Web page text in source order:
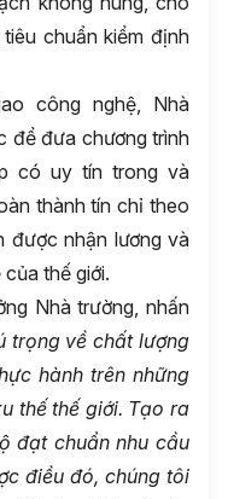
chuẩn kiểm định
công nghệ, Nhà
để đưa chương trình
có uy tín trong và
thành tín chỉ theo
được nhận lương và
thế giới.
Nhà trường, nhấn
trọng về chất lượng
hành trên những
thế thế giới. Tạo ra
đạt chuẩn nhu cầu
điều đó, chúng tôi